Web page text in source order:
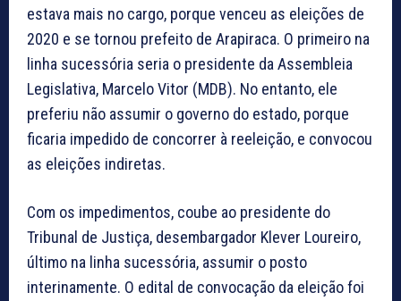
estava mais no cargo, porque venceu as eleições de
2020 e se tornou prefeito de Arapiraca. O primeiro na
linha sucessória seria o presidente da Assembleia
Legislativa, Marcelo Vitor (MDB). No entanto, ele
preferiu não assumir o governo do estado, porque
ficaria impedido de concorrer à reeleição, e convocou
as eleições indiretas.
Com os impedimentos, coube ao presidente do
Tribunal de Justiça, desembargador Klever Loureiro,
último na linha sucessória, assumir o posto
interinamente. O edital de convocação da eleição foi